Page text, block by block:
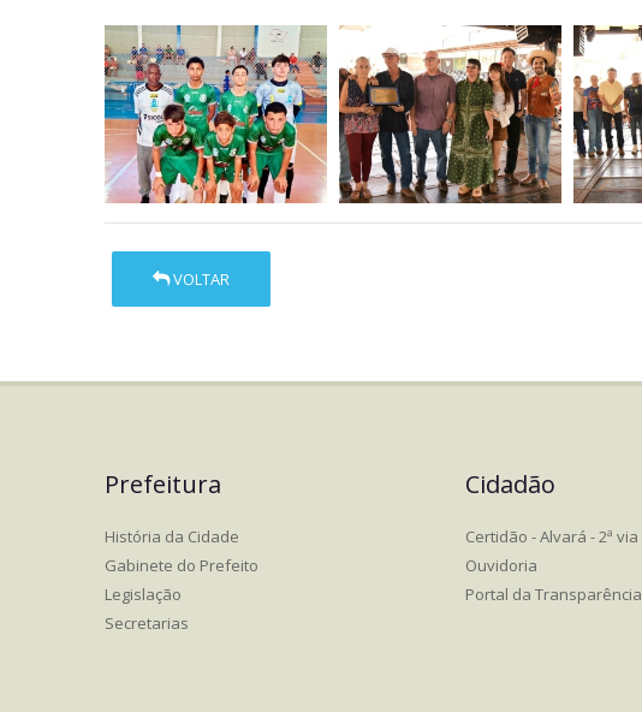
VOLTAR
Prefeitura
História da Cidade
Gabinete do Prefeito
Legislação
Secretarias
Cidadão
Certidão - Alvará - 2ª via
Ouvidoria
Portal da Transparência